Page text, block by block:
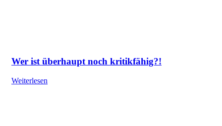
Wer ist überhaupt noch kritikfähig?!
Weiterlesen